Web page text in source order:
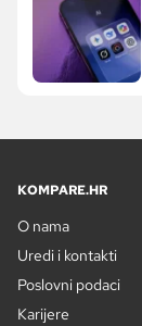
KOMPARE.HR
O nama
Uredi i kontakti
Poslovni podaci
Karijere